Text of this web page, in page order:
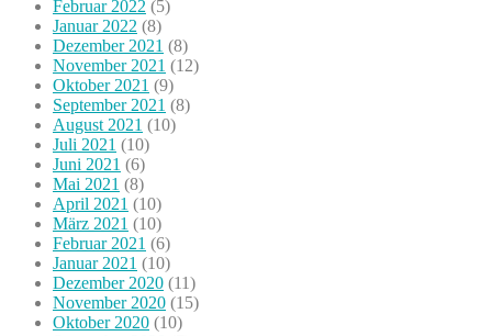
Februar 2022 (5)
Januar 2022 (8)
Dezember 2021 (8)
November 2021 (12)
Oktober 2021 (9)
September 2021 (8)
August 2021 (10)
Juli 2021 (10)
Juni 2021 (6)
Mai 2021 (8)
April 2021 (10)
März 2021 (10)
Februar 2021 (6)
Januar 2021 (10)
Dezember 2020 (11)
November 2020 (15)
Oktober 2020 (10)